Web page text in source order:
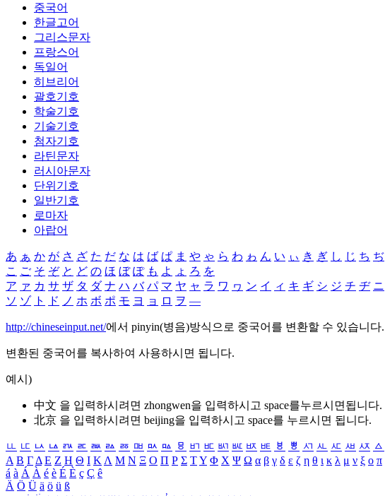
중국어
한글고어
그리스문자
프랑스어
독일어
히브리어
괄호기호
학술기호
기술기호
첨자기호
라틴문자
러시아문자
단위기호
일반기호
로마자
아랍어
あ ぁ か が さ ざ た だ な は ば ぱ ま や ゃ ら わ ゎ ん い ぃ き ぎ し じ ち ぢ
こ ご そ ぞ と ど の ほ ぼ ぽ も よ ょ ろ を
ア ァ カ サ ザ タ ダ ナ ハ バ パ マ ヤ ャ ラ ワ ヮ ン イ ィ キ ギ シ ジ チ ヂ ニ
ソ ゾ ト ド ノ ホ ボ ポ モ ヨ ョ ロ ヲ ―
http://chineseinput.net/에서 pinyin(병음)방식으로 중국어를 변환할 수 있습니다.
변환된 중국어를 복사하여 사용하시면 됩니다.
예시)
中文 을 입력하시려면 zhongwen을 입력하시고 space를누르시면됩니다.
北京 을 입력하시려면 beijing을 입력하시고 space를 누르시면 됩니다.
ㅥ ㅦ ㅧ ㅨ ㅩ ㅪ ㅫ ㅬ ㅭ ㅮ ㅯ ㅰ ㅱ ㅲ ㅳ ㅴ ㅵ ㅶ ㅷ ㅸ ㅹ ㅺ ㅻ ㅼ ㅽ ㅾ ㅿ
Α Β ΓΔ Ε Ζ Η Θ Ι ΚΛ Μ Ν Ξ Ο Π Ρ Σ ΤΥ Φ Χ Ψ Ω α β γ δ ε ζ η θ ι κ λ μ ν ξ ο π
á à Á À é è É È ç Ç ê
Ä Ö Ü ä ö ü ß